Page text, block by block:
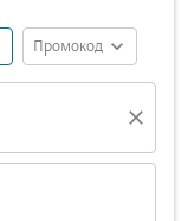
Промокод expand_more
close